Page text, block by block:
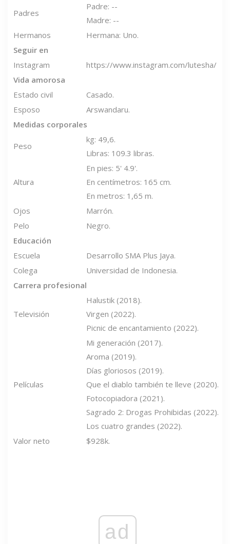
Padres
Padre: --
Madre: --
Hermanos
Hermana: Uno.
Seguir en
Instagram
https://www.instagram.com/lutesha/
Vida amorosa
Estado civil
Casado.
Esposo
Arswandaru.
Medidas corporales
Peso
kg: 49,6.
Libras: 109.3 libras.
Altura
En pies: 5' 4.9'.
En centímetros: 165 cm.
En metros: 1,65 m.
Ojos
Marrón.
Pelo
Negro.
Educación
Escuela
Desarrollo SMA Plus Jaya.
Colega
Universidad de Indonesia.
Carrera profesional
Televisión
Halustik (2018).
Virgen (2022).
Picnic de encantamiento (2022).
Películas
Mi generación (2017).
Aroma (2019).
Días gloriosos (2019).
Que el diablo también te lleve (2020).
Fotocopiadora (2021).
Sagrado 2: Drogas Prohibidas (2022).
Los cuatro grandes (2022).
Valor neto
$928k.
ad